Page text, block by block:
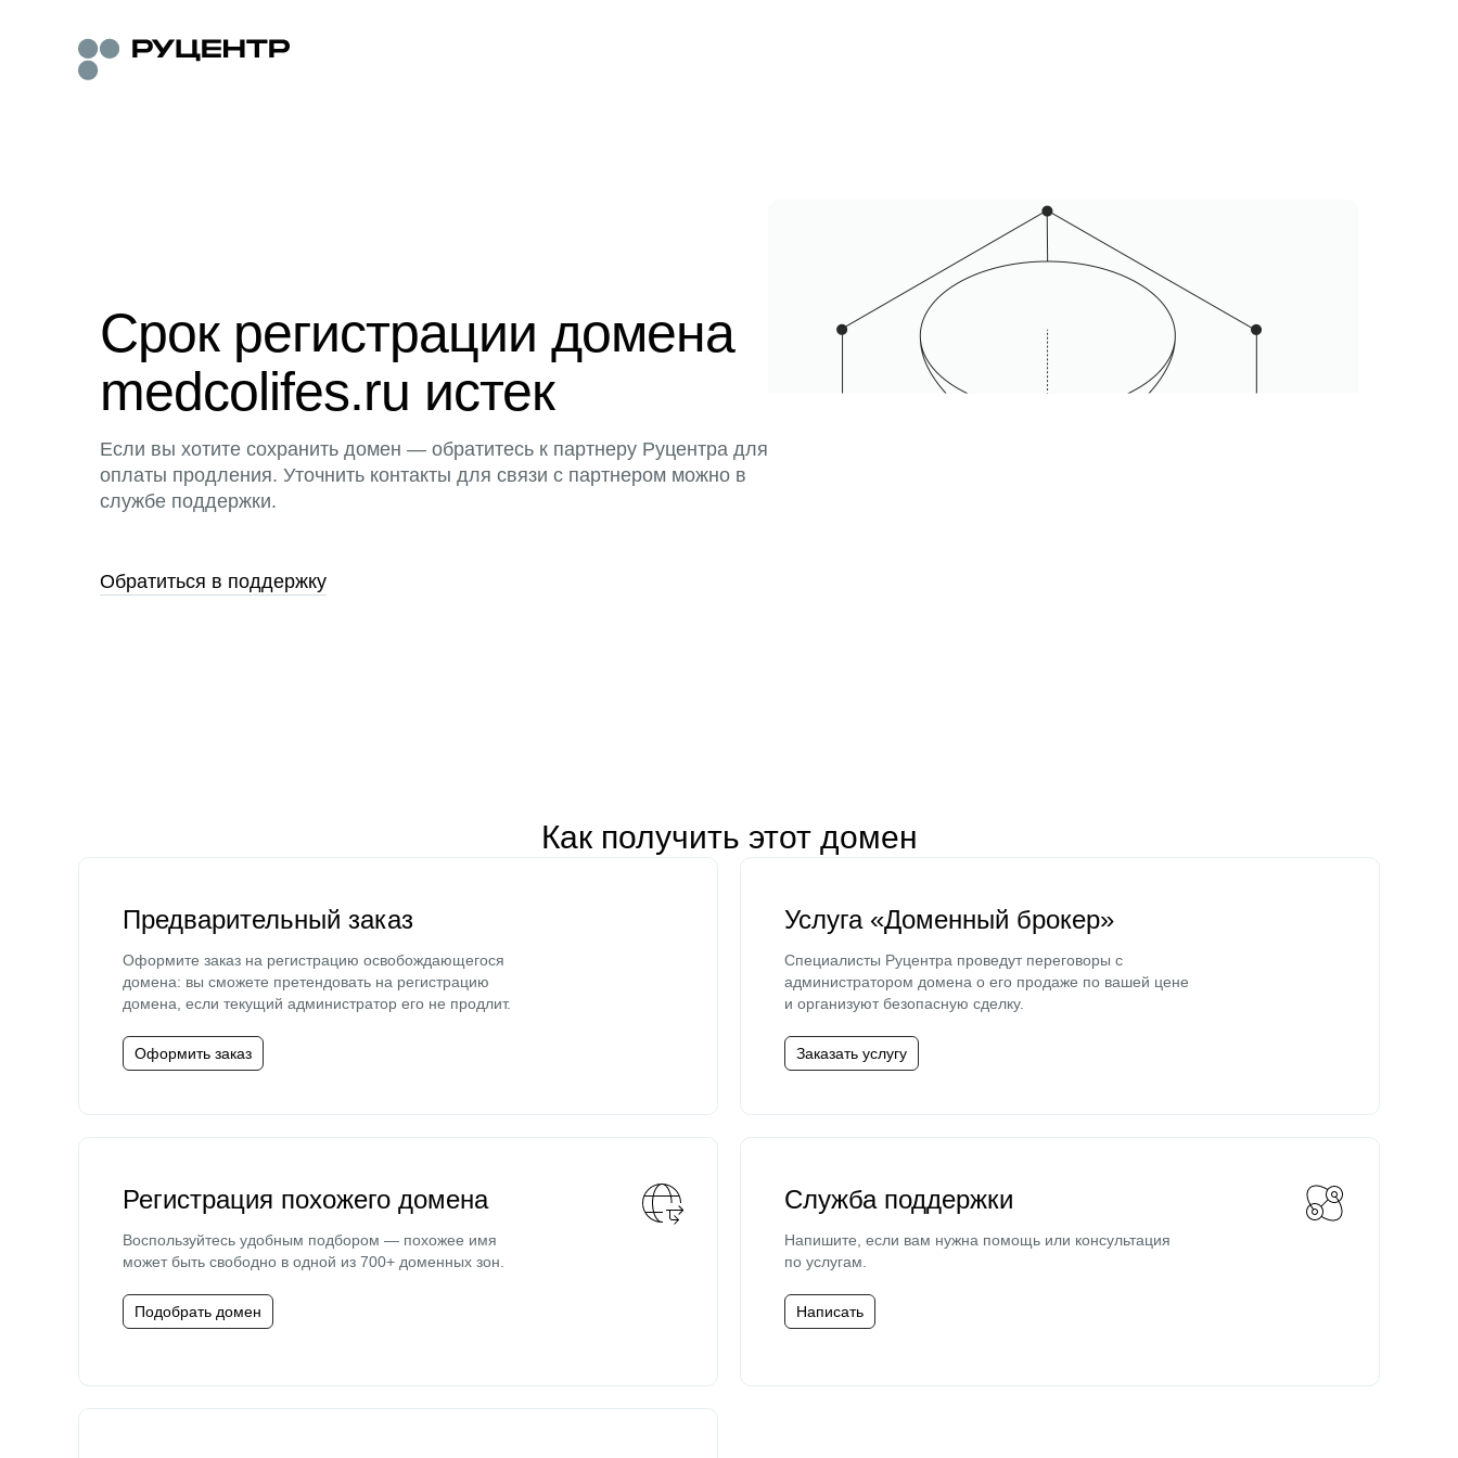
Срок регистрации домена
medcolifes.ru истек
Если вы хотите сохранить домен — обратитесь к партнеру Руцентра для
оплаты продления. Уточнить контакты для связи с партнером можно в
службе поддержки.
Обратиться в поддержку
Как получить этот домен
Предварительный заказ
Оформите заказ на регистрацию освобождающегося
домена: вы сможете претендовать на регистрацию
домена, если текущий администратор его не продлит.
Оформить заказ
Услуга «Доменный брокер»
Специалисты Руцентра проведут переговоры с
администратором домена о его продаже по вашей цене
и организуют безопасную сделку.
Заказать услугу
Регистрация похожего домена
Воспользуйтесь удобным подбором — похожее имя
может быть свободно в одной из 700+ доменных зон.
Подобрать домен
Служба поддержки
Напишите, если вам нужна помощь или консультация
по услугам.
Написать